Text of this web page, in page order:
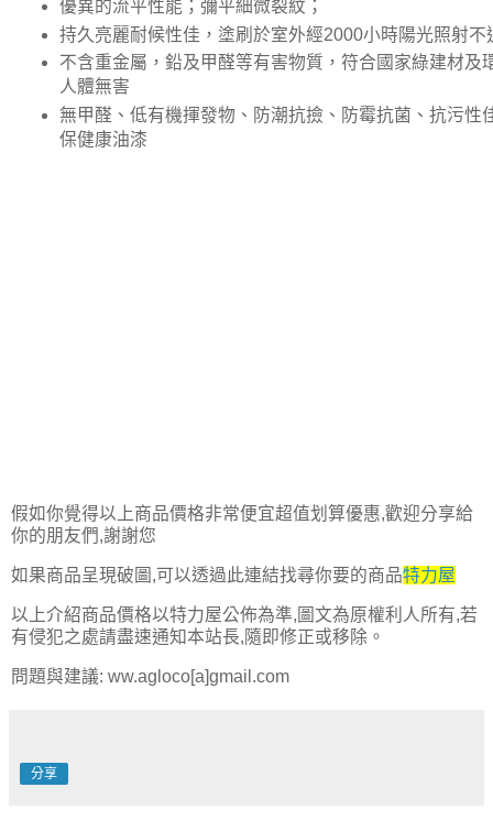
優異的流平性能；彌平細微裂紋；
持久亮麗耐候性佳，塗刷於室外經2000小時陽光照射不
不含重金屬，鉛及甲醛等有害物質，符合國家綠建材及
人體無害
無甲醛、低有機揮發物、防潮抗撿、防霉抗菌、抗污性
保健康油漆
假如你覺得以上商品價格非常便宜超值划算優惠,歡迎分享給
你的朋友們,謝謝您
如果商品呈現破圖,可以透過此連結找尋你要的商品特力屋
以上介紹商品價格以特力屋公佈為準,圖文為原權利人所有,若
有侵犯之處請盡速通知本站長,隨即修正或移除。
問題與建議: ww.agloco[a]gmail.com
分享